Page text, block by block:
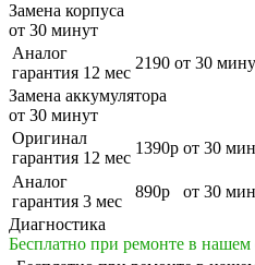
Замена корпуса
от 30 минут
Аналог
гарантия 12 мес
2190 от 30
Замена аккумулятора
от 30 минут
Оригинал
гарантия 12 мес
1390р от 30
Аналог
гарантия 3 мес
890р от 30
Диагностика
Бесплатно при ремонте в нашем